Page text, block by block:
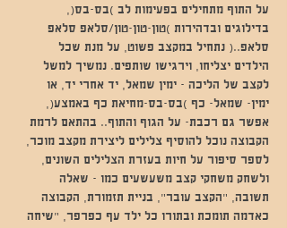
על התוף מתחילים בפעימות לב )בס-בס(,
בדילוגים ובדהירות )טון-טון-טון/סלאפ סלאפ
סלאפ..( נתחיל במקצב פשוט, על מנת שכל
הילדים יצליחו, וירגישו שותפים. נמשיך למשל
לקצב של הליכה - ימין שמאל, יד אחרי יד, או
ימין- שמאל- כף )בס-בס-מחיאת כף באמצע(,
אפשר גם רכבת- על הגוף והתוף.. בהתאם לרמת
הקבוצה נוכל להוסיף צלילים ליצירת מקצב מוכר,
לספר סיפור על חיות בעזרת הצלילים השונים,
ולשחק משחקי קצב משעשעים כמו - שאלה
תשובה, "הקצב עובר", בניית תזמורת, הקבוצה
כאדמה תומכת ובתורו כל ילד עף כפרפר, "שיחה